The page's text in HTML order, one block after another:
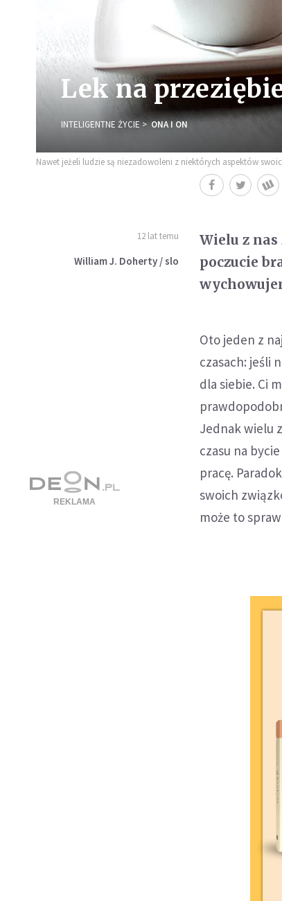
Lek na
INTELIGENTNE ŻYCIE ONA I ON
Nawet jeżeli ludzie są niezadowoleni z niektórych aspektów
12 lat temu
William J. Doherty / slo
Wielu z
poczucie
Oto jeden z
czasach: jeśli
dla siebie. Ci
Jednak wielu
czasu na
pracę.
swoich
może to